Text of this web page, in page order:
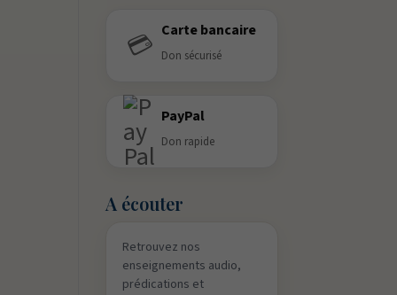
💳 Carte bancaire
Don sécurisé
PayPal
Don rapide
A écouter
Retrouvez nos
enseignements audio,
prédications et